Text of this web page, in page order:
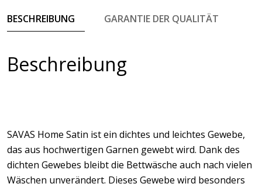
BESCHREIBUNG GARANTIE DER QUALITÄT
Beschreibung
SAVAS Home Satin ist ein dichtes und leichtes Gewebe,
das aus hochwertigen Garnen gewebt wird. Dank des
dichten Gewebes bleibt die Bettwäsche auch nach vielen
Wäschen unverändert. Dieses Gewebe wird besonders